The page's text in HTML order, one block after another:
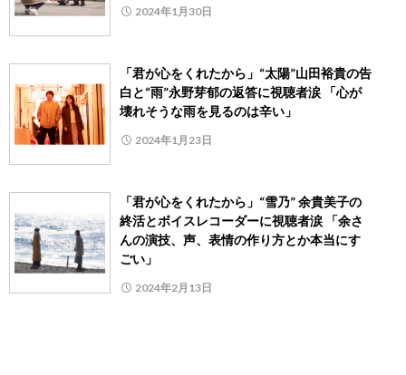
2024年1月30日
「君が心をくれたから」“太陽”山田裕貴の告
白と“雨”永野芽郁の返答に視聴者涙 「心が
壊れそうな雨を見るのは辛い」
2024年1月23日
「君が心をくれたから」“雪乃” 余貴美子の
終活とボイスレコーダーに視聴者涙 「余さ
んの演技、声、表情の作り方とか本当にす
ごい」
2024年2月13日